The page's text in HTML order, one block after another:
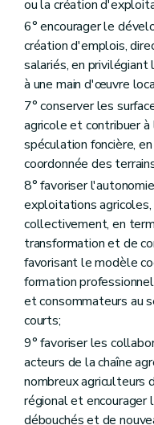
Art. D95
Art. D96
Art. D97
Section 2 La
Art. D98
Art. D100
Art. D101
Art. D102
Art. D103
Art. D104
Section 3
Art. D105
Art. D106
Section 4 Les
Art. D107
Art. D108
Section 5
Art. D109
Art. D110
Art. D111
Art. D112
Art. D113
Art. D114
Chapitre III
Section 1 re
ou la création
6° encourager le
création d'emplois,
salariés, en
à une main d'œuvre
7° conserver les
agricole et contribuer
spéculation foncière,
coordonnée des
8° favoriser
exploitations
collectivement, en
transformation et de
favorisant le modèle
formation
et consommateurs au
courts;
9° favoriser les
acteurs de la chaîne
nombreux agriculteurs
régional et encourager
débouchés et de